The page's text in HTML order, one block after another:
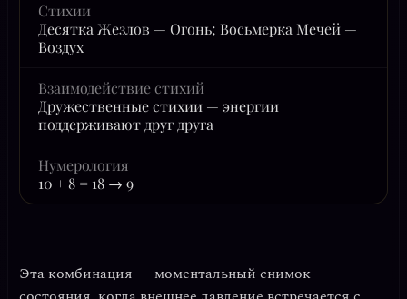
Стихии
Десятка Жезлов — Огонь; Восьмерка Мечей —
Воздух
Взаимодействие стихий
Дружественные стихии — энергии
поддерживают друг друга
Нумерология
10 + 8 = 18 → 9
Эта комбинация — моментальный снимок